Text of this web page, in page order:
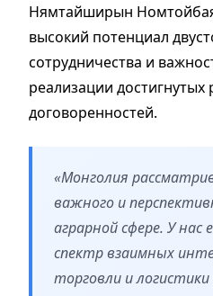
Нямтайширын
высокий потенциал
сотрудничества и
реализации достигнутых
договоренностей.
«Монголия
важного и
аграрной сфере. У нас
спектр взаимных
торговли и логистики